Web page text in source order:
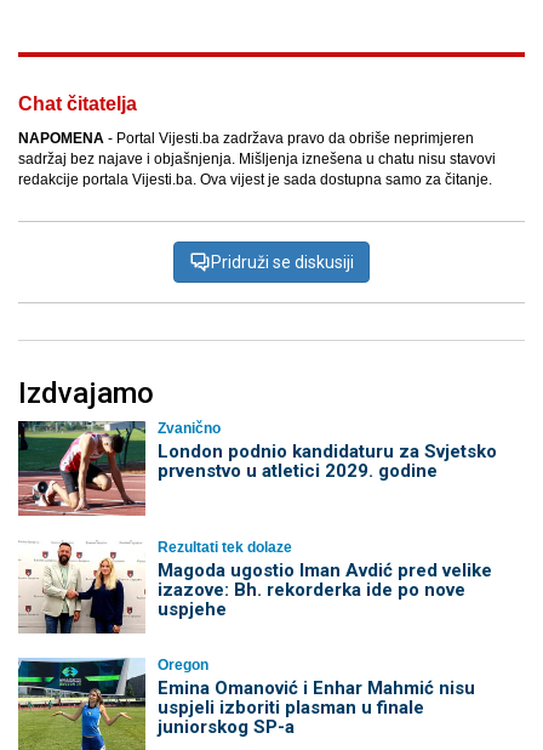
Chat čitatelja
NAPOMENA - Portal Vijesti.ba zadržava pravo da obriše neprimjeren
sadržaj bez najave i objašnjenja. Mišljenja iznešena u chatu nisu stavovi
redakcije portala Vijesti.ba. Ova vijest je sada dostupna samo za čitanje.
Pridruži se diskusiji
Izdvajamo
Zvanično
London podnio kandidaturu za Svjetsko
prvenstvo u atletici 2029. godine
Rezultati tek dolaze
Magoda ugostio Iman Avdić pred velike
izazove: Bh. rekorderka ide po nove
uspjehe
Oregon
Emina Omanović i Enhar Mahmić nisu
uspjeli izboriti plasman u finale
juniorskog SP-a